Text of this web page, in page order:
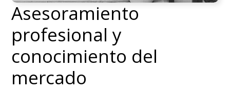
Asesoramiento
profesional y
conocimiento del
mercado